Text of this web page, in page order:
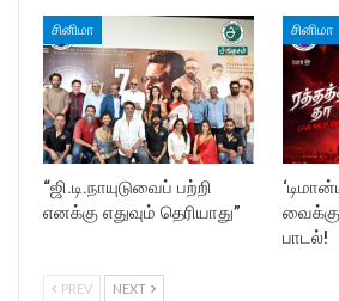
சினிமா
“ஜி.டி.நாயுடுவைப் பற்றி
எனக்கு எதுவும் தெரியாது”
சினிமா
பாடல்!
PREV NEXT